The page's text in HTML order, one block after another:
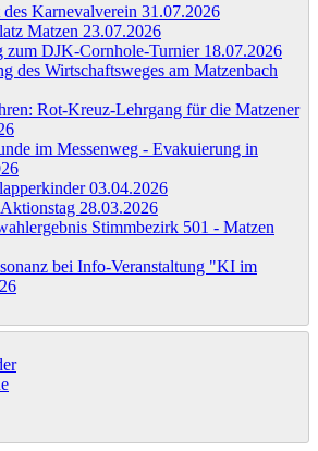
Karnevalverein 31.07.2026
Matzen 23.07.2026
zum DJK-Cornhole-Turnier 18.07.2026
des Wirtschaftsweges am Matzenbach
Rot-Kreuz-Lehrgang für die Matzener
im Messenweg - Evakuierung in
03.04.2026
28.03.2026
Stimmbezirk 501 - Matzen
bei Info-Veranstaltung "KI im